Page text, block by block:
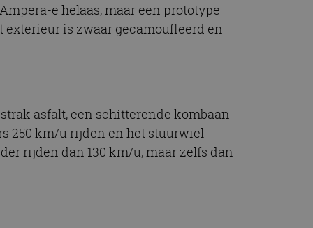
e helaas, maar een prototype
exterieur is zwaar gecamoufleerd en
asfalt, een schitterende kombaan
250 km/u rijden en het stuurwiel
rijden dan 130 km/u, maar zelfs dan